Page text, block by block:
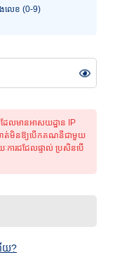
ងលេខ (0-9)
ដែលមានអាសយដ្ឋាន IP
ឃាត់មិនឱ្យបើកគណនីជាមួយ
ការជជែលផ្ទាល់ ប្រសិនបើ
យ?